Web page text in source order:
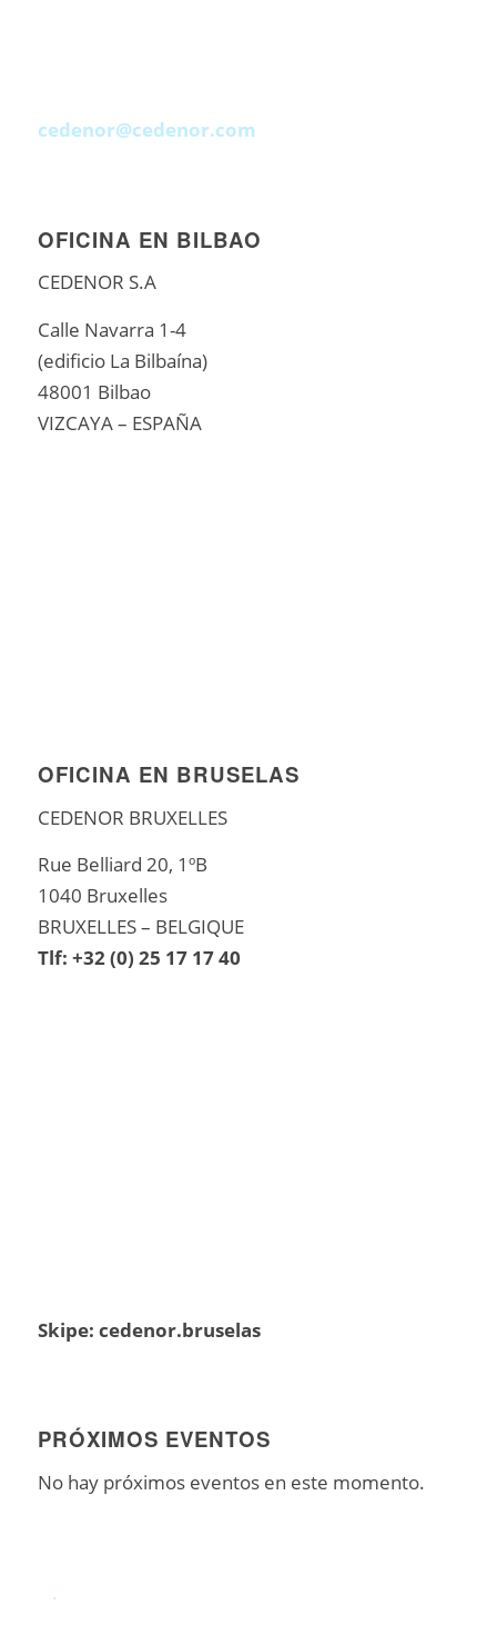
cedenor@cedenor.com
OFICINA EN BILBAO
CEDENOR S.A
Calle Navarra 1-4
(edificio La Bilbaína)
48001 Bilbao
VIZCAYA – ESPAÑA
OFICINA EN BRUSELAS
CEDENOR BRUXELLES
Rue Belliard 20, 1ºB
1040 Bruxelles
BRUXELLES – BELGIQUE
Tlf: +32 (0) 25 17 17 40
Skipe: cedenor.bruselas
PRÓXIMOS EVENTOS
No hay próximos eventos en este momento.
.